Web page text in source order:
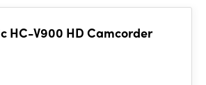
HC-V900 HD Camcorder